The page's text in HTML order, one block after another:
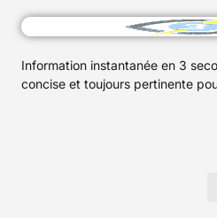
Information instantanée en 3
concise et toujours pertinente